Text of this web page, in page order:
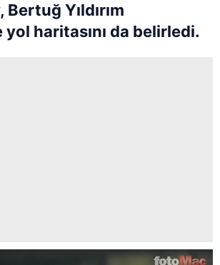
Yıldırım
haritasını da belirledi.